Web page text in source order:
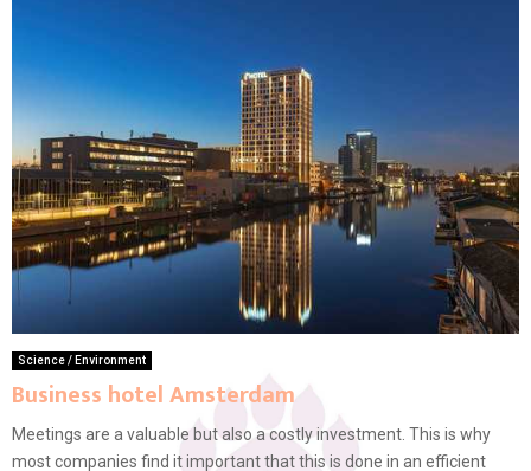
Science / Environment
Business hotel Amsterdam
Meetings are a valuable but also a costly investment. This is why
most companies find it important that this is done in an efficient